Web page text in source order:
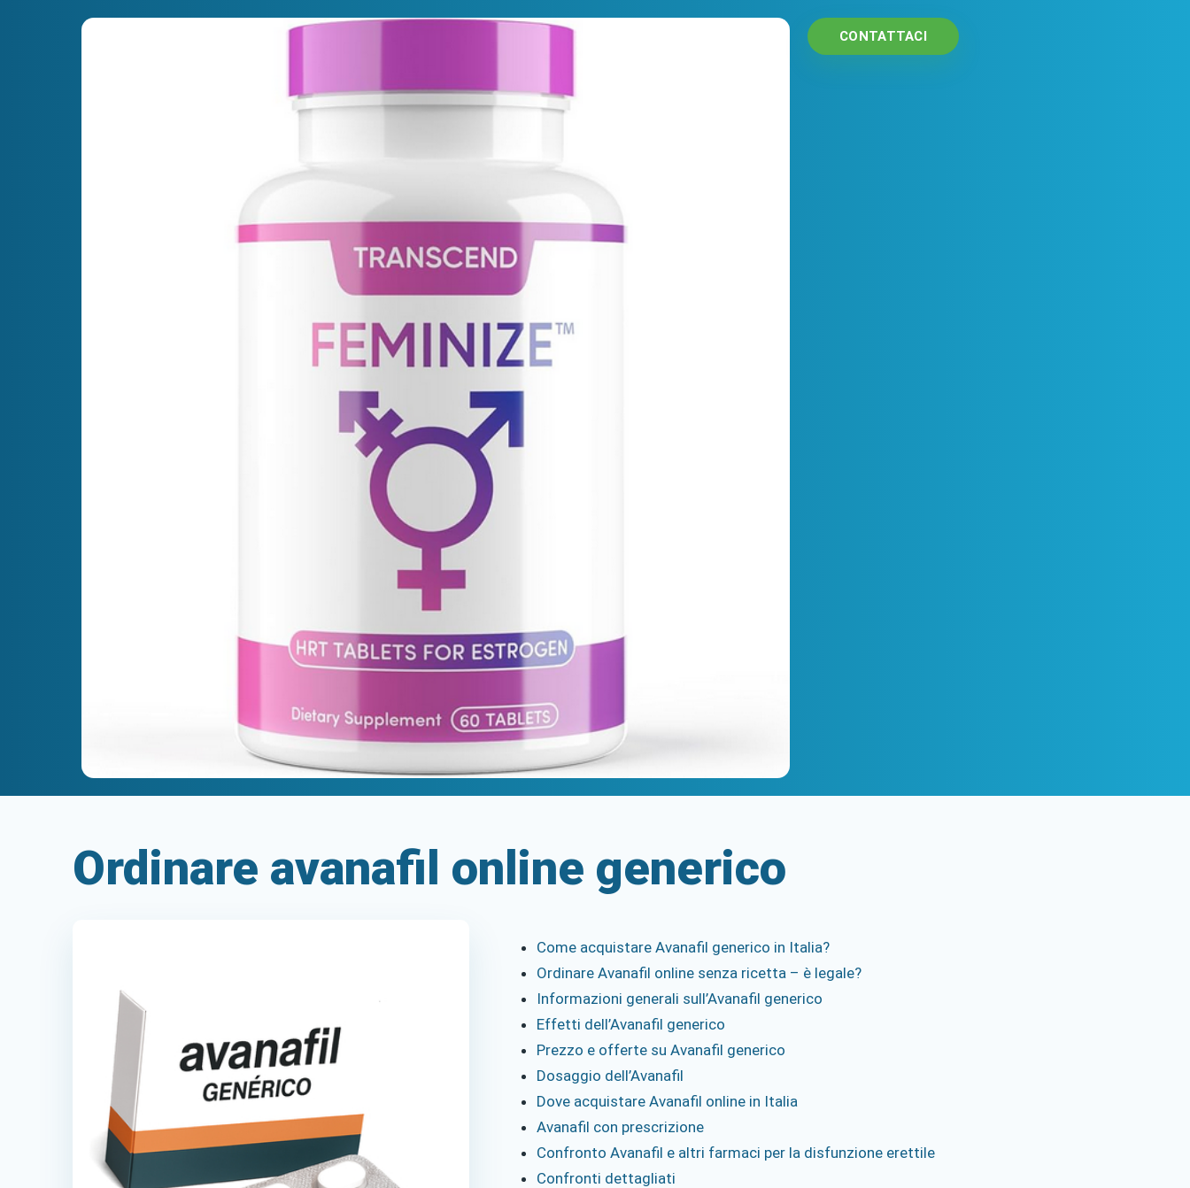
CONTATTACI
Ordinare avanafil online generico
Come acquistare Avanafil generico in Italia?
Ordinare Avanafil online senza ricetta – è legale?
Informazioni generali sull’Avanafil generico
Effetti dell’Avanafil generico
Prezzo e offerte su Avanafil generico
Dosaggio dell’Avanafil
Dove acquistare Avanafil online in Italia
Avanafil con prescrizione
Confronto Avanafil e altri farmaci per la disfunzione erettile
Confronti dettagliati